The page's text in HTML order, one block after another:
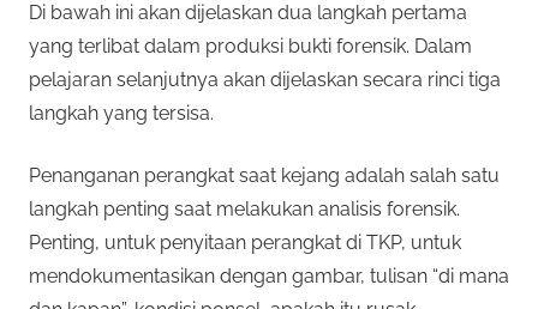
Di bawah ini akan dijelaskan dua langkah pertama
yang terlibat dalam produksi bukti forensik. Dalam
pelajaran selanjutnya akan dijelaskan secara rinci tiga
langkah yang tersisa.
Penanganan perangkat saat kejang adalah salah satu
langkah penting saat melakukan analisis forensik.
Penting, untuk penyitaan perangkat di TKP, untuk
mendokumentasikan dengan gambar, tulisan “di mana